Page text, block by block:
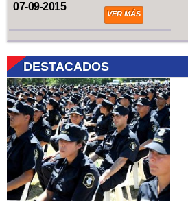
07-09-2015
VER MÁS
DESTACADOS